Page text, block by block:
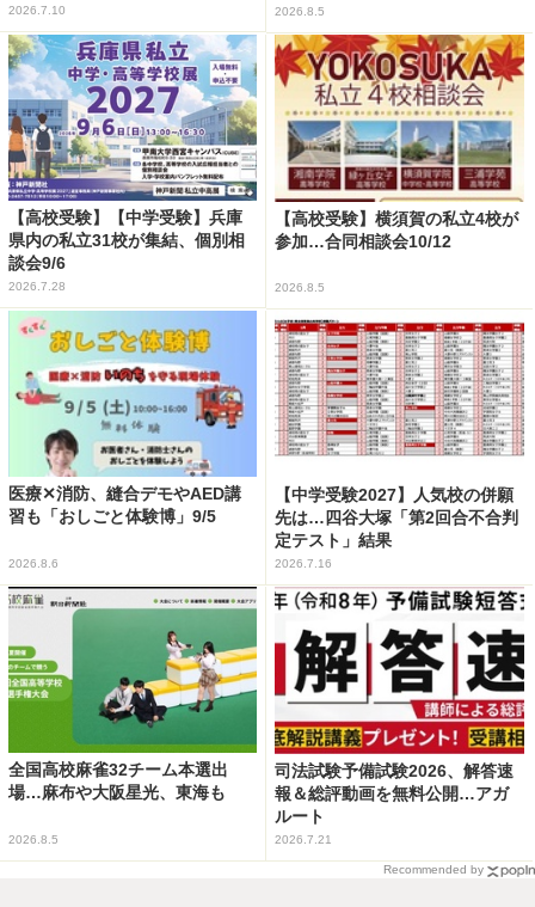
2026.7.10 2026.8.5
【高校受験】【中学受験】兵庫
県内の私立31校が集結、個別相
談会9/6
2026.7.28
【高校受験】横須賀の私立4校が
参加…合同相談会10/12
2026.8.5
医療✕消防、縫合デモやAED講
習も「おしごと体験博」9/5
2026.8.6
【中学受験2027】人気校の併願
先は…四谷大塚「第2回合不合判
定テスト」結果
2026.7.16
全国高校麻雀32チーム本選出
場…麻布や大阪星光、東海も
2026.8.5
司法試験予備試験2026、解答速
報＆総評動画を無料公開…アガ
ルート
2026.7.21
Recommended by